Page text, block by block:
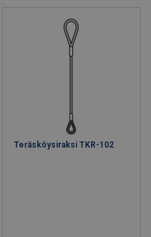
Teräsköysiraksi TKR-102